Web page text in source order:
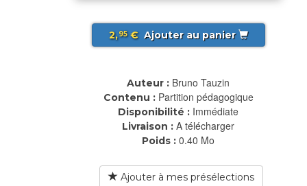
2,95€ Ajouter au panier
Auteur : Bruno Tauzin
Contenu : Partition pédagogique
Disponibilité : Immédiate
Livraison : A télécharger
Poids : 0.40 Mo
Ajouter à mes présélections